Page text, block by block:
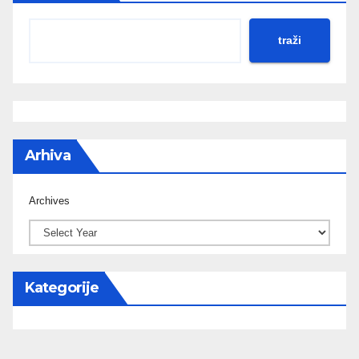
traži
Arhiva
Archives
Kategorije